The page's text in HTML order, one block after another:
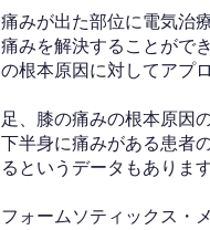
痛みが出た部位に電気治
痛みを解決することがで
の根本原因に対してアプ
足、膝の痛みの根本原因
下半身に痛みがある患者
るというデータもあります
フォームソティックス・